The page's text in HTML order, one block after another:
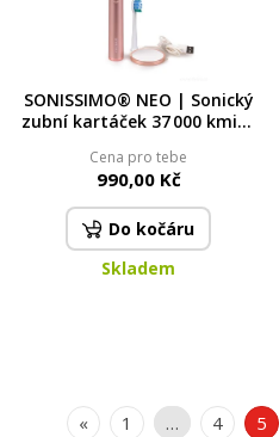
SONISSIMO® NEO | Sonický
zubní kartáček 37 000 kmitů
metalic pink
Cena pro tebe
990,00 Kč
Do kočáru
Skladem
« 1 … 4 5